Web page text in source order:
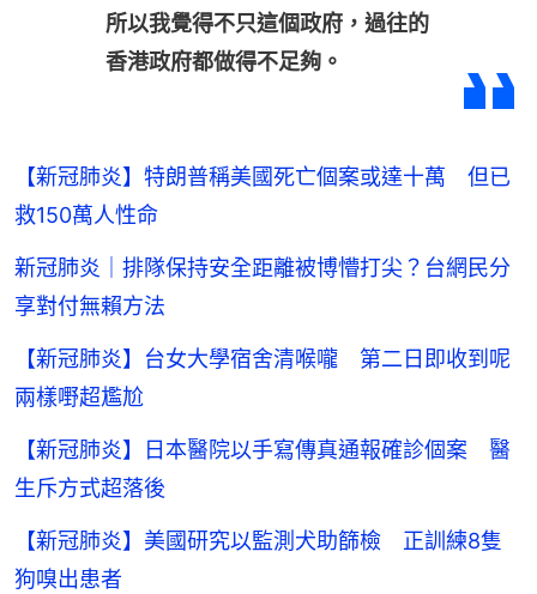
所以我覺得不只這個政府，過往的
香港政府都做得不足夠。
【新冠肺炎】特朗普稱美國死亡個案或達十萬 但已
救150萬人性命
新冠肺炎｜排隊保持安全距離被博懵打尖？台網民分
享對付無賴方法
【新冠肺炎】台女大學宿舍清喉嚨 第二日即收到呢
兩樣嘢超尷尬
【新冠肺炎】日本醫院以手寫傳真通報確診個案 醫
生斥方式超落後
【新冠肺炎】美國研究以監測犬助篩檢 正訓練8隻
狗嗅出患者